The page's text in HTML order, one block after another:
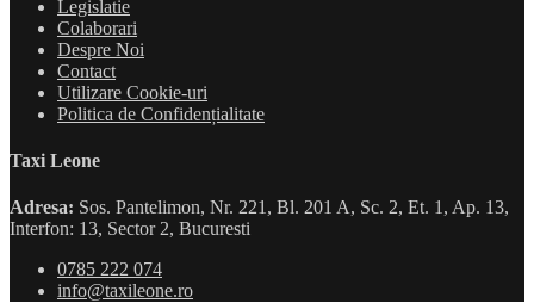
Legislatie
Colaborari
Despre Noi
Contact
Utilizare Cookie-uri
Politica de Confidențialitate
Taxi Leone
Adresa: Sos. Pantelimon, Nr. 221, Bl. 201 A, Sc. 2, Et. 1, Ap. 13,
Interfon: 13, Sector 2, Bucuresti
0785 222 074
info@taxileone.ro